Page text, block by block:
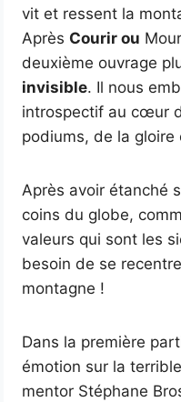
vit et ressent la
Après Courir ou
deuxième ouvrage
invisible. Il nous
introspectif au cœur
podiums, de la gloire
Après avoir étanché
coins du globe,
valeurs qui sont les
besoin de se
montagne !
Dans la première
émotion sur la
mentor Stéphane